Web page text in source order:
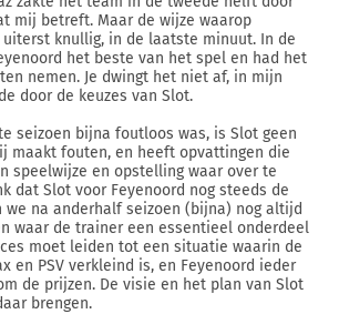
mij betreft. Maar de wijze waarop
knullig, in de laatste minuut. In de
het beste van het spel en had het
nemen. Je dwingt het niet af, in mijn
door de keuzes van Slot.
seizoen bijna foutloos was, is Slot geen
maakt fouten, en heeft opvattingen die
speelwijze en opstelling waar over te
dat Slot voor Feyenoord nog steeds de
we na anderhalf seizoen (bijna) nog altijd
waar de trainer een essentieel onderdeel
moet leiden tot een situatie waarin de
en PSV verkleind is, en Feyenoord ieder
de prijzen. De visie en het plan van Slot
brengen.